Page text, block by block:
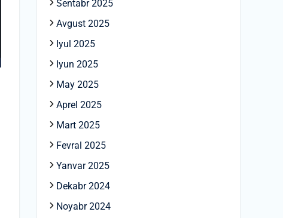
Sentabr 2025
Avgust 2025
Iyul 2025
Iyun 2025
May 2025
Aprel 2025
Mart 2025
Fevral 2025
Yanvar 2025
Dekabr 2024
Noyabr 2024